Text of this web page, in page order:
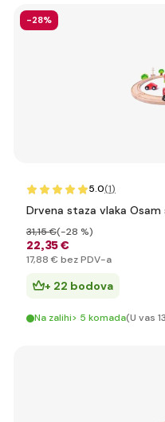
-28%
5.0(1)
Drvena staza vlaka Osam
22,35 €
31,15 €(-28 %)
17,88 € bez PDV-a
+ 22 bodova
Na zalihi> 5 komada(U vas